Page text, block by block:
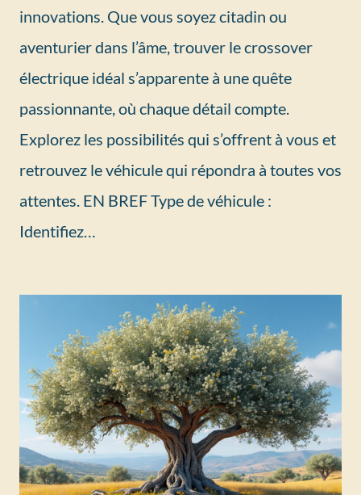
innovations. Que vous soyez citadin ou
aventurier dans l’âme, trouver le crossover
électrique idéal s’apparente à une quête
passionnante, où chaque détail compte.
Explorez les possibilités qui s’offrent à vous et
retrouvez le véhicule qui répondra à toutes vos
attentes. EN BREF Type de véhicule :
Identifiez…